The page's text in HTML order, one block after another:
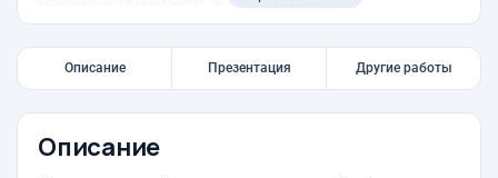
Описание Презентация Другие работы
Описание